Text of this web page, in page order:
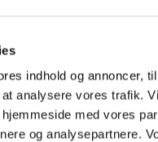
indhold og annoncer,
analysere vores trafik.
med vores
og analysepartnere.